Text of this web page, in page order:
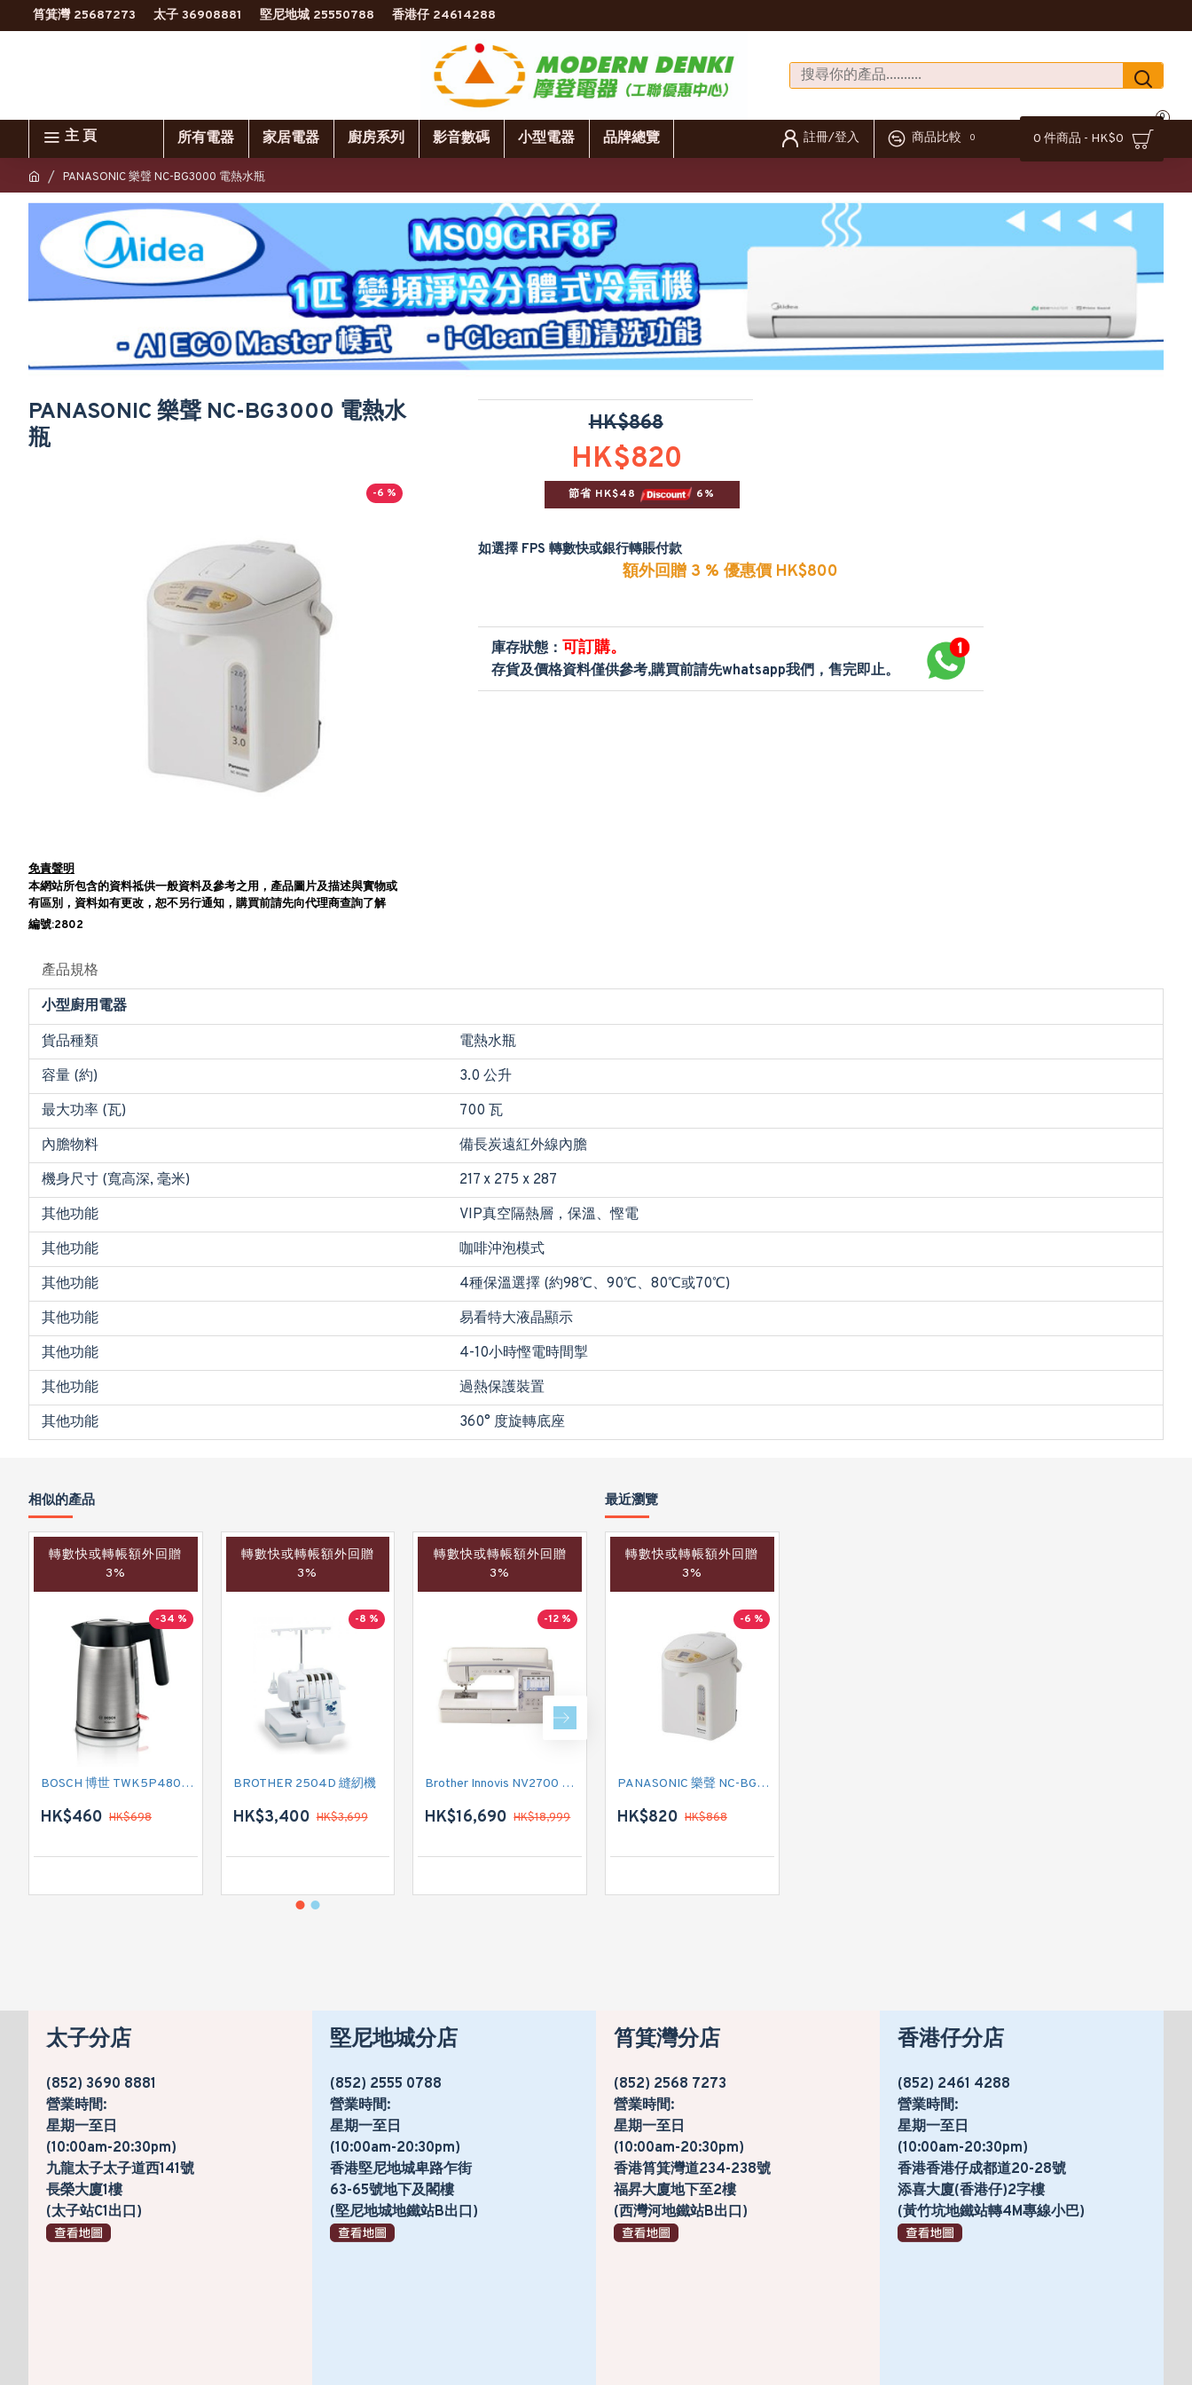
筲箕灣 25687273 太子 36908881 堅尼地城 25550788 香港仔 24614288
主 頁 所有電器 家居電器 廚房系列 影音數碼 小型電器 品牌總覽 註冊/登入 商品比較 0 0 件商品 - HK$0
0
PANASONIC 樂聲 NC-BG3000 電熱水瓶
PANASONIC 樂聲 NC-BG3000 電熱水
瓶
-6 %
免責聲明
本網站所包含的資料祗供一般資料及參考之用，產品圖片及描述與實物或
有區別，資料如有更改，恕不另行通知，購買前請先向代理商查詢了解
編號:2802
HK$820
HK$868
節省 HK$48 6%
如選擇 FPS 轉數快或銀行轉賬付款
額外回贈 3 % 優惠價 HK$800
庫存狀態： 可訂購。
存貨及價格資料僅供參考,購買前請先whatsapp我們，售完即止。
產品規格
小型廚用電器
貨品種類
電熱水瓶
容量 (約)
3.0 公升
最大功率 (瓦)
700 瓦
內膽物料
備長炭遠紅外線內膽
機身尺寸 (寬高深, 毫米)
217 x 275 x 287
其他功能
VIP真空隔熱層，保溫、慳電
其他功能
咖啡沖泡模式
其他功能
4種保溫選擇 (約98℃、90℃、80℃或70℃)
其他功能
易看特大液晶顯示
其他功能
4-10小時慳電時間掣
其他功能
過熱保護裝置
其他功能
360° 度旋轉底座
相似的產品
轉數快或轉帳額外回贈
3%
-34 %
BOSCH 博世 TWK5P480GB 電熱式水壺
HK$460 HK$698
轉數快或轉帳額外回贈
3%
-8 %
BROTHER 2504D 縫紉機
HK$3,400 HK$3,699
轉數快或轉帳額外回贈
3%
-12 %
Brother Innovis NV2700 家用縫紉機
HK$16,690 HK$18,999
轉數快或轉帳額外回贈
3%
-22 %
Brother 家用縫紉機 GS3786K
HK$2,350 HK$2,999
最近瀏覽
轉數快或轉帳額外回贈
3%
-6 %
PANASONIC 樂聲 NC-BG3000 電熱水瓶
HK$820 HK$868
太子分店
(852) 3690 8881
營業時間:
星期一至日
(10:00am-20:30pm)
九龍太子太子道西141號
長榮大廈1樓
(太子站C1出口)
堅尼地城分店
(852) 2555 0788
營業時間:
星期一至日
(10:00am-20:30pm)
香港堅尼地城卑路乍街
63-65號地下及閣樓
(堅尼地城地鐵站B出口)
筲箕灣分店
(852) 2568 7273
營業時間:
星期一至日
(10:00am-20:30pm)
香港筲箕灣道234-238號
福昇大廈地下至2樓
(西灣河地鐵站B出口)
香港仔分店
(852) 2461 4288
營業時間:
星期一至日
(10:00am-20:30pm)
香港香港仔成都道20-28號
添喜大廈(香港仔)2字樓
(黃竹坑地鐵站轉4M專線小巴)